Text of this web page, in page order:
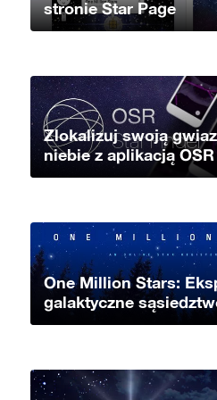
stronie Star Page
Zlokalizuj swoją
niebie z aplikacją
One Million Stars:
galaktyczne